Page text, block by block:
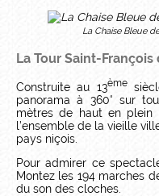
La Chaise Bleue
La Tour Saint-
Construite au 13ème
panorama à 360° sur
mètres de haut en
l’ensemble de la vieille
pays niçois.
Pour admirer ce
Montez les 194 marches
du son des cloches.